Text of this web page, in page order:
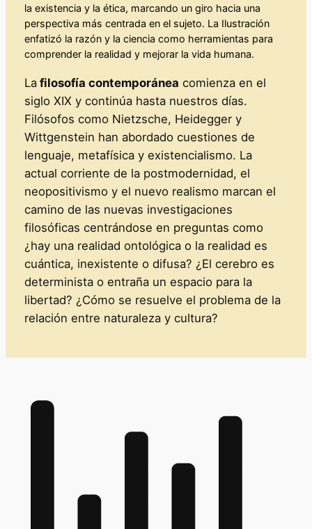
la existencia y la ética, marcando un giro hacia una
perspectiva más centrada en el sujeto. La Ilustración
enfatizó la razón y la ciencia como herramientas para
comprender la realidad y mejorar la vida humana.
Lafilosofía contemporánea comienza en el
siglo XIX y continúa hasta nuestros días.
Filósofos como Nietzsche, Heidegger y
Wittgenstein han abordado cuestiones de
lenguaje, metafísica y existencialismo. La
actual corriente de la postmodernidad, el
neopositivismo y el nuevo realismo marcan el
camino de las nuevas investigaciones
filosóficas centrándose en preguntas como
¿hay una realidad ontológica o la realidad es
cuántica, inexistente o difusa? ¿El cerebro es
determinista o entraña un espacio para la
libertad? ¿Cómo se resuelve el problema de la
relación entre naturaleza y cultura?